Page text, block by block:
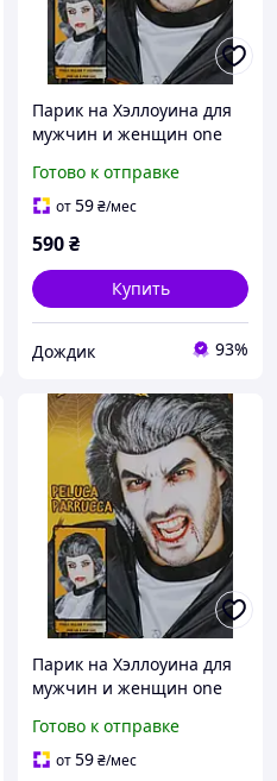
Парик на Хэллоуина для
мужчин и женщин one
Готово к отправке
от59₴/мес
590₴
Купить
Дождик 93%
Парик на Хэллоуина для
мужчин и женщин one
Готово к отправке
от59₴/мес